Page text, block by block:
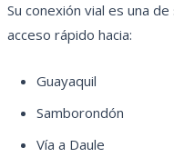
Su conexión vial es una
acceso rápido hacia:
Guayaquil
Samborondón
Vía a Daule